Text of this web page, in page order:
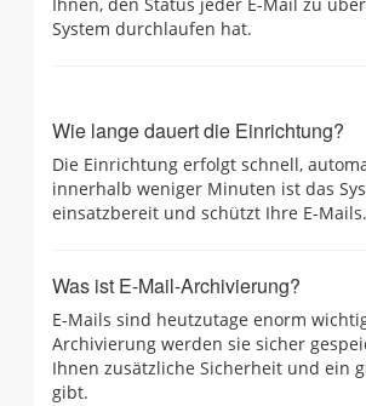
System durchlaufen hat.
Wie lange dauert die Einrichtung?
Die Einrichtung erfolgt schnell,
innerhalb weniger Minuten ist das
einsatzbereit und schützt Ihre E-Mails.
Was ist E-Mail-Archivierung?
E-Mails sind heutzutage enorm
Archivierung werden sie sicher
Ihnen zusätzliche Sicherheit und ein
gibt.